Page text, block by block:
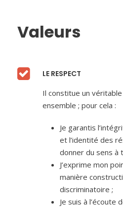
Valeurs
LE RESPECT
Il constitue un
ensemble ; pour cela :
Je garantis
et l’identité des
donner du sens à
J’exprime mon
manière
discriminatoire ;
Je suis à l’écoute